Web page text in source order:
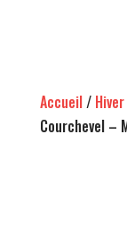
Accueil/ Hiver
Courchevel –